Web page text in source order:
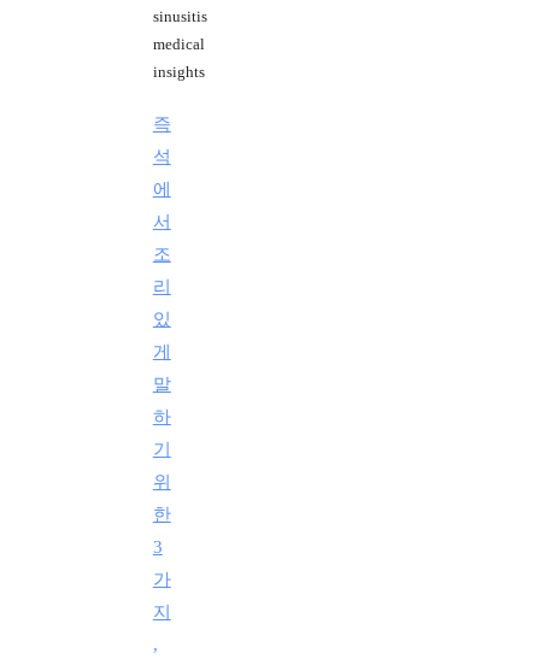
sinusitis
medical
insights
즉
석
에
서
조
리
있
게
말
하
기
위
한
3
가
지
,